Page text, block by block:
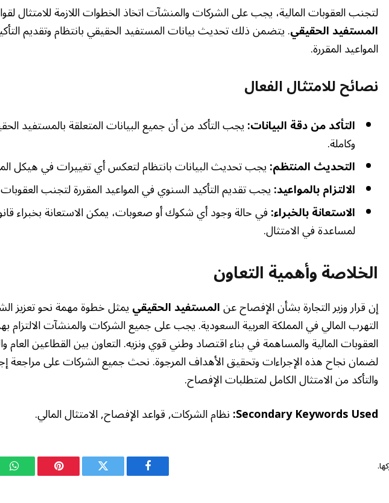
لتجنب العقوبات المالية، يجب على الشركات والمنشآت اتخاذ الخطوات اللازمة للامتثال
المستفيد الحقيقي. يتضمن ذلك تحديث بيانات المستفيد الحقيقي بانتظام وتقديم
المواعيد المقررة.
نصائح للامتثال الفعال
التأكد من دقة البيانات:يجب التأكد من أن جميع البيانات المتعلقة بالمستفيد
وكاملة.
التحديث المنتظم:يجب تحديث البيانات بانتظام لتعكس أي تغييرات في هيكل
الالتزام بالمواعيد:يجب تقديم التأكيد السنوي في المواعيد المقررة لتجنب
الاستعانة بالخبراء:في حالة وجود أي شكوك أو صعوبات، يمكن الاستعانة بخبراء
لمساعدة في الامتثال.
الخلاصة وأهمية التعاون
إن قرار وزير التجارة بشأن الإفصاح عنالمستفيد الحقيقييمثل خطوة مهمة نحو تعزيز
التهرب المالي في المملكة العربية السعودية. يجب على جميع الشركات والمنشآت الالتزام
العقوبات المالية والمساهمة في بناء اقتصاد وطني قوي ونزيه. التعاون بين القطاعين
لضمان نجاح هذه الإجراءات وتحقيق الأهداف المرجوة. نحث جميع الشركات على مراجعة
والتأكد من الامتثال الكامل لمتطلبات الإفصاح.
Secondary Keywords Used: نظام الشركات, قواعد الإفصاح, الامتثال المالي.
فيسبوك تويتر بينتيريست